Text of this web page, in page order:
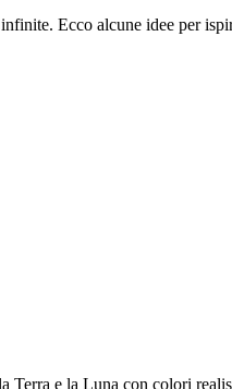
Ecco alcune idee per
Terra e la Luna con colori